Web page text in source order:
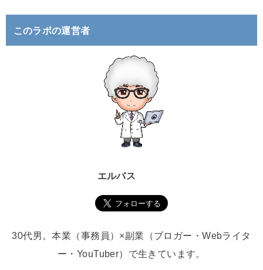
このラボの運営者
エルバス
30代男。本業（事務員）×副業（ブロガー・Webライタ
ー・YouTuber）で生きています。